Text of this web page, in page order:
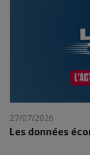
27/07/2026
Les données